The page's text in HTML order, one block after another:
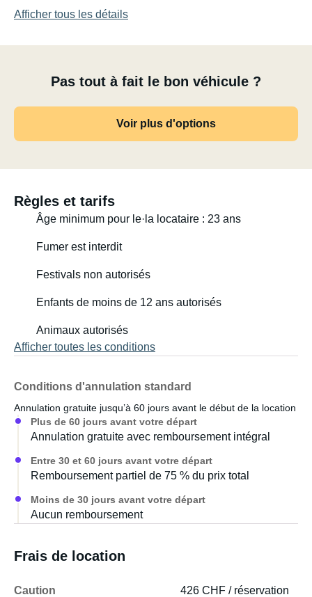
Afficher tous les détails
Pas tout à fait le bon véhicule ?
Voir plus d'options
Règles et tarifs
Âge minimum pour le·la locataire : 23 ans
Fumer est interdit
Festivals non autorisés
Enfants de moins de 12 ans autorisés
Animaux autorisés
Afficher toutes les conditions
Conditions d'annulation standard
Annulation gratuite jusqu’à 60 jours avant le début de la location
Plus de 60 jours avant votre départ
Annulation gratuite avec remboursement intégral
Entre 30 et 60 jours avant votre départ
Remboursement partiel de 75 % du prix total
Moins de 30 jours avant votre départ
Aucun remboursement
Frais de location
Caution
426 CHF / réservation